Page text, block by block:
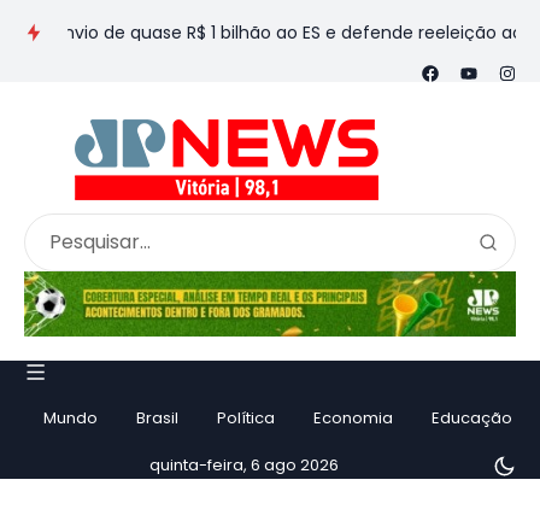
envio de quase R$ 1 bilhão ao ES e defende reeleição ao
Mundo Brasil Política Economia Educação
quinta-feira, 6 ago 2026